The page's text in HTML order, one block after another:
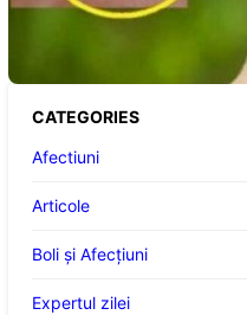
țânțarilor: O
CATEGORIES
Afectiuni
Articole
Boli și Afecțiuni
Expertul zilei